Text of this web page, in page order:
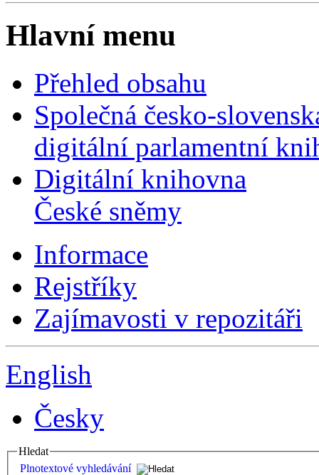
Hlavní menu
Přehled obsahu
Společná česko-
digitální parlamentní
Digitální knihovna
České sněmy
Informace
Rejstříky
Zajímavosti v repozitáři
English
Česky
Hledat
Plnotextové vyhledávání